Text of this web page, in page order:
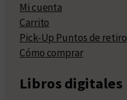
Mi cuenta
Carrito
Pick-Up Puntos de retiro
Cómo comprar
Libros digitales